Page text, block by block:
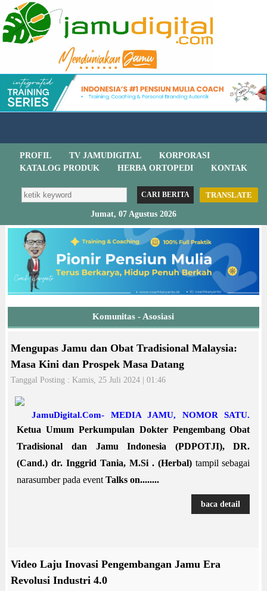
PROFIL TV JAMUDIGITAL
KORPORASI
KATALOG PRODUK
HERBA ORTOPEDI KONTAK
TRANSLATE
Jumat, 07 Agustus 2026
Komunitas - Asosiasi
Mengupas Jamu dan Obat Tradisional Malaysia:
Masa Kini dan Prospek Masa Datang
Tanggal Posting : Kamis, 25 Juli 2024 | 01:46
JamuDigital.Com- MEDIA JAMU, NOMOR SATU.
Ketua Umum Perkumpulan Dokter Pengembang Obat
Tradisional dan Jamu Indonesia (PDPOTJI), DR.
(Cand.) dr. Inggrid Tania, M.Si . (Herbal)tampil sebagai
narasumber pada eventTalks on........
baca detail
Video Laju Inovasi Pengembangan Jamu Era
Revolusi Industri 4.0